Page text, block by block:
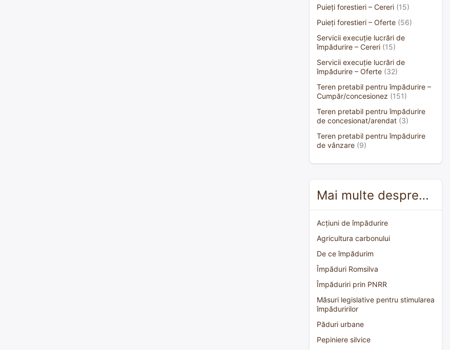
Puieți forestieri – Cereri (15)
Puieți forestieri – Oferte (56)
Servicii execuție lucrări de
împădurire – Cereri (15)
Servicii execuție lucrări de
împădurire – Oferte (32)
Teren pretabil pentru împădurire –
Cumpăr/concesionez (151)
Teren pretabil pentru împădurire
de concesionat/arendat (3)
Teren pretabil pentru împădurire
de vânzare (9)
Mai multe despre…
Acțiuni de împădurire
Agricultura carbonului
De ce împădurim
Împăduri Romsilva
Împăduriri prin PNRR
Măsuri legislative pentru stimularea
împăduririlor
Păduri urbane
Pepiniere silvice